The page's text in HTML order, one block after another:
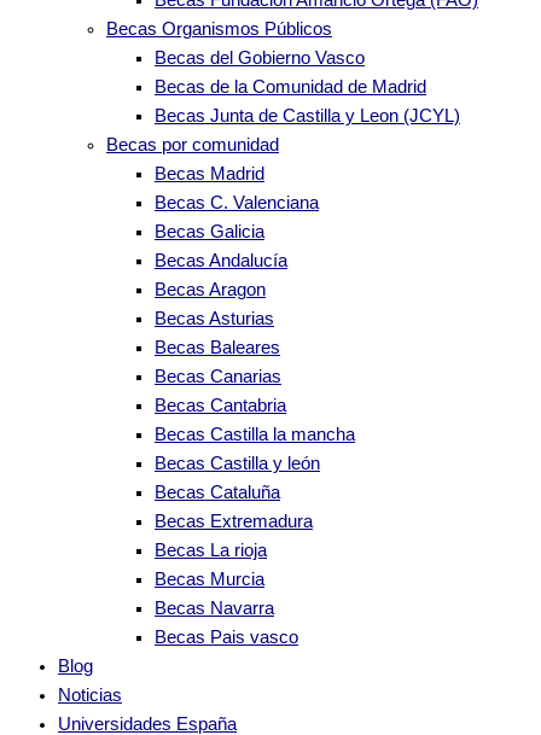
Becas Organismos Públicos
Becas del Gobierno Vasco
Becas de la Comunidad de Madrid
Becas Junta de Castilla y Leon (JCYL)
Becas por comunidad
Becas Madrid
Becas C. Valenciana
Becas Galicia
Becas Andalucía
Becas Aragon
Becas Asturias
Becas Baleares
Becas Canarias
Becas Cantabria
Becas Castilla la mancha
Becas Castilla y león
Becas Cataluña
Becas Extremadura
Becas La rioja
Becas Murcia
Becas Navarra
Becas Pais vasco
Blog
Noticias
Universidades España